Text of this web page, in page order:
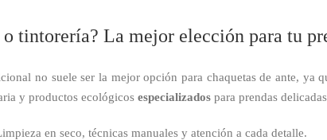
tintorería? La mejor elección para tu
no suele ser la mejor opción para chaquetas de ante, ya
y productos ecológicos especializados para prendas
en seco, técnicas manuales y atención a cada detalle.